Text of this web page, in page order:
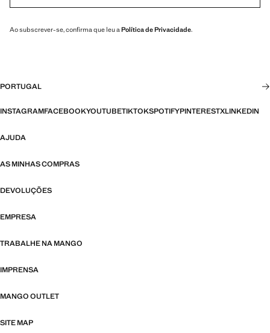
Ao subscrever-se, confirma que leu a Política de Privacidade.
PORTUGAL
INSTAGRAMFACEBOOKYOUTUBETIKTOKSPOTIFYPINTERESTXLINKEDIN
AJUDA
AS MINHAS COMPRAS
DEVOLUÇÕES
EMPRESA
TRABALHE NA MANGO
IMPRENSA
MANGO OUTLET
SITE MAP